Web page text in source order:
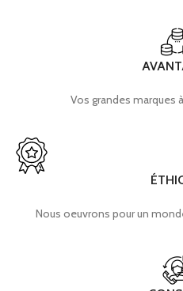
Vos grandes marques
Nous oeuvrons pour un